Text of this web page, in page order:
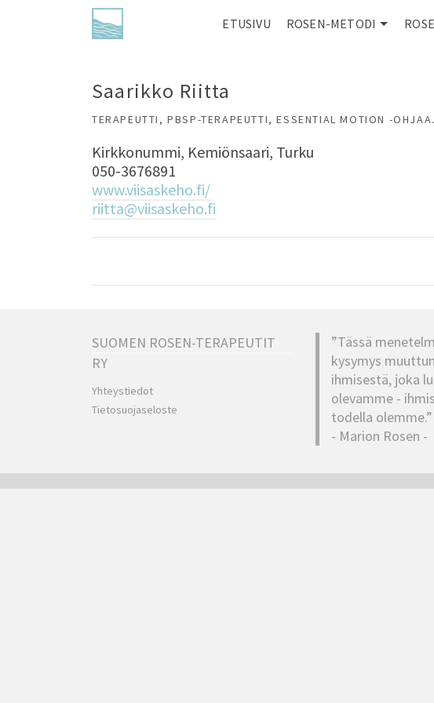
ETUSIVU ROSEN-METODI
Saarikko Riitta
TERAPEUTTI, PBSP-TERAPEUTTI, ESSENTIAL MOTION -
Kirkkonummi, Kemiönsaari, Turku
050-3676891
www.viisaskeho.fi/
riitta@viisaskeho.fi
SUOMEN ROSEN-TERAPEUTIT
RY
Yhteystiedot
Tietosuojaseloste
”Tässä
kysymys
ihmisestä, joka
olevamme -
todella olemme.”
- Marion Rosen -